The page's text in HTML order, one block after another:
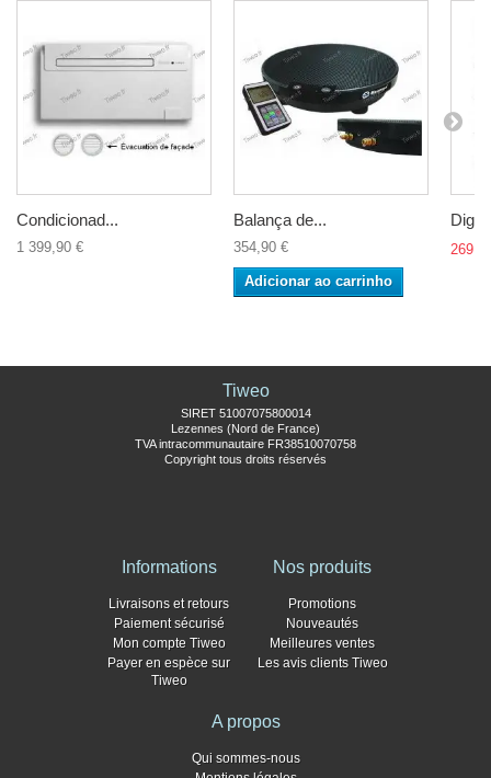
Condicionad...
1 399,90 €
Balança de...
354,90 €
Adicionar ao carrinho
Tiweo
SIRET 51007075800014
Lezennes (Nord de France)
TVA intracommunautaire FR38510070758
Copyright tous droits réservés
Informations
Livraisons et retours
Paiement sécurisé
Mon compte Tiweo
Payer en espèce sur
Tiweo
Nos produits
Promotions
Nouveautés
Meilleures ventes
Les avis clients Tiweo
A propos
Qui sommes-nous